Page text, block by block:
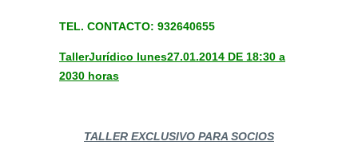
TEL. CONTACTO: 932640655
TallerJurídico lunes27.01.2014 DE 18:30 a
2030 horas
TALLER EXCLUSIVO PARA SOCIOS